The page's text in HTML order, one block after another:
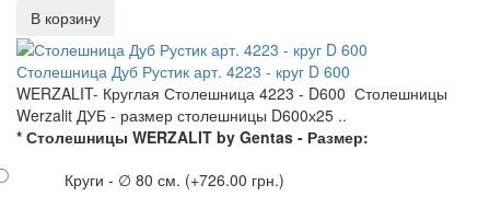
Столешница Дуб Рустик арт. 4223 - круг D 600
WERZALIT- Круглая Столешница 4223 - D600 Столешницы
Werzalit ДУБ - размер столешницы D600х25 ..
* Столешницы WERZALIT by Gentas - Размер:
Круги - ∅ 80 см. (+726.00 грн.)